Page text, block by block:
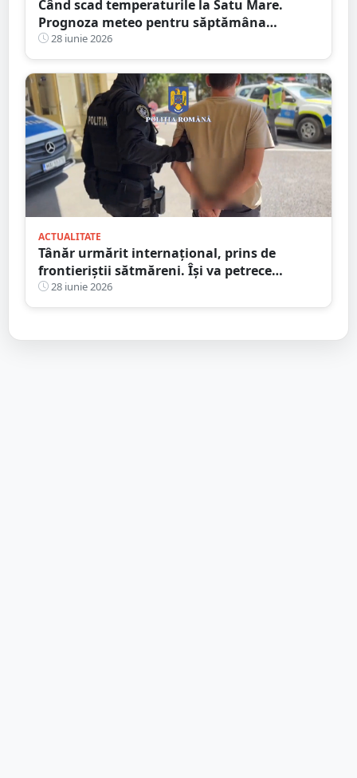
Când scad temperaturile la Satu Mare.
Prognoza meteo pentru săptămâna
următoare
28 iunie 2026
ACTUALITATE
Tânăr urmărit internațional, prins de
frontieriștii sătmăreni. Își va petrece
următorii trei ani după gratii
28 iunie 2026